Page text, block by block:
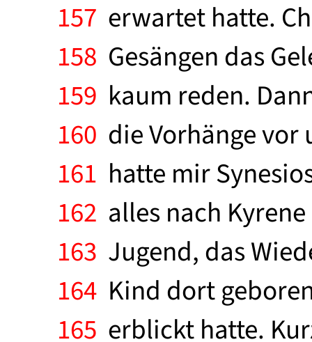
157 erwartet hatte.
158 Gesängen das
159 kaum reden.
160 die Vorhänge
161 hatte mir
162 alles nach
163 Jugend, das
164 Kind dort
165 erblickt hatte.